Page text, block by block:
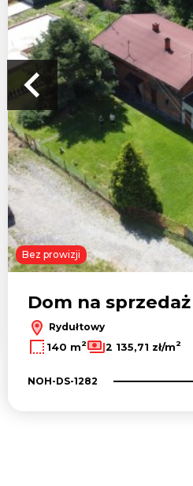
Bez prowizji
Dom na sprzedaż
Rydułtowy
140 m2 2 135,71 zł/m2
NOH-DS-1282